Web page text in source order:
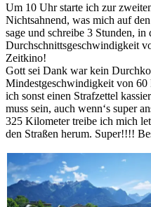
Um 10 Uhr starte ich zur
Nichtsahnend, was mich auf
sage und schreibe 3 Stunden, in
Durchschnittsgeschwindigkeit
Zeitkino!
Gott sei Dank war kein
Mindestgeschwindigkeit von 60
ich sonst einen Strafzettel
muss sein, auch wenn‘s super
325 Kilometer treibe ich mich
den Straßen herum. Super!!!!